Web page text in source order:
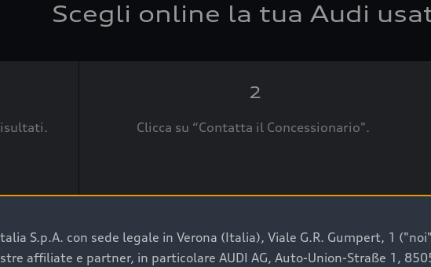
Scegli online la tua Audi
2
Clicca su “Contatta il Concessionario".
S.p.A. con sede legale in Verona (Italia), Viale G.R. Gumpert, 1
affiliate e partner, in particolare AUDI AG, Auto-Union-Straße 1,